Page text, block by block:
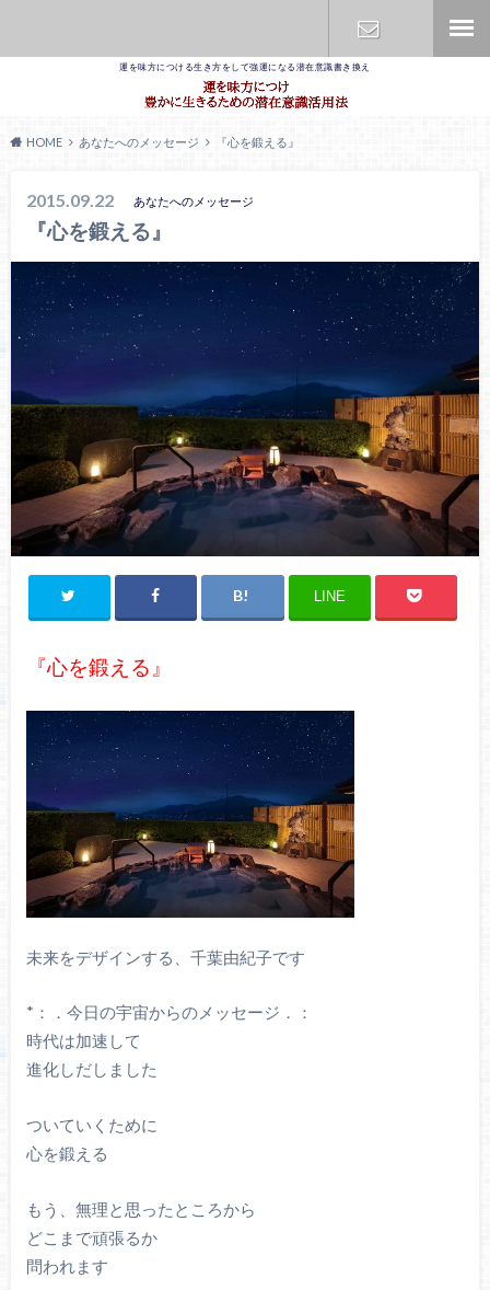
運を味方につける生き方をして強運になる潜在意識書き換え
HOME あなたへのメッセージ 『心を鍛える』
2015.09.22 あなたへのメッセージ
『心を鍛える』
LINE
『心を鍛える』
未来をデザインする、千葉由紀子です
*：．今日の宇宙からのメッセージ．：
時代は加速して
進化しだしました
ついていくために
心を鍛える
もう、無理と思ったところから
どこまで頑張るか
問われます